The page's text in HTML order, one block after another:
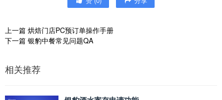
上一篇 烘焙门店PC预订单操作手册
下一篇 银豹中餐常见问题QA
相关推荐